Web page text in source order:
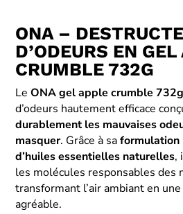
ONA –
D’ODEURS EN
CRUMBLE 732G
LeONA gel apple crumble 732g
d’odeurs hautement efficace
durablement les mauvaises
masquer. Grâce à saformulation
d’huiles essentielles naturelles,
les molécules responsables des
transformant l’air ambiant en
agréable.